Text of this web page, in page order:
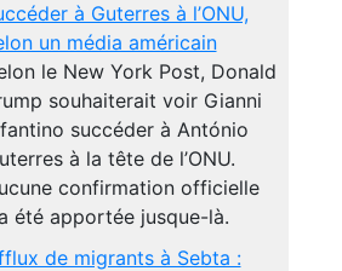
à Guterres à l’ONU,
un média américain
le New York Post, Donald
souhaiterait voir Gianni
succéder à António
à la tête de l’ONU.
confirmation officielle
été apportée jusque-là.
de migrants à Sebta :